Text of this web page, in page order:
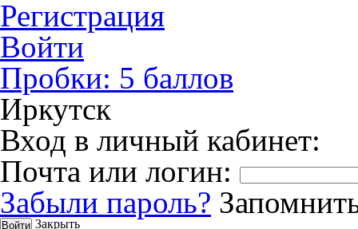
Регистрация
Войти
Пробки: 5 баллов
Иркутск
Вход в личный кабинет:
Почта или логин:
Забыли пароль?
Закрыть